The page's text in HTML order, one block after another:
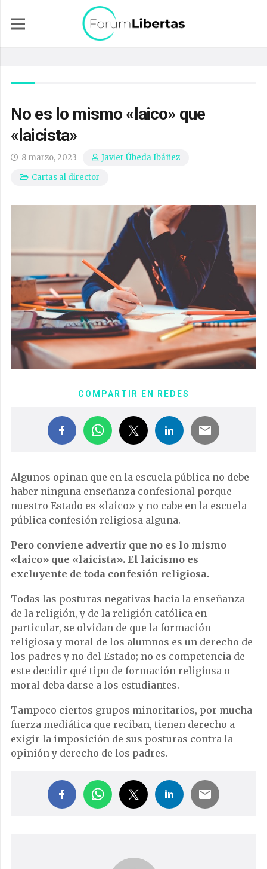
No es lo mismo «laico» que
«laicista»
8 marzo, 2023
Javier Úbeda Ibáñez
Cartas al director
COMPARTIR EN REDES
Algunos opinan que en la escuela pública no debe
haber ninguna enseñanza confesional porque
nuestro Estado es «laico» y no cabe en la escuela
pública confesión religiosa alguna.
Pero conviene advertir que no es lo mismo
«laico» que «laicista». El laicismo es
excluyente de toda confesión religiosa.
Todas las posturas negativas hacia la enseñanza
de la religión, y de la religión católica en
particular, se olvidan de que la formación
religiosa y moral de los alumnos es un derecho de
los padres y no del Estado; no es competencia de
este decidir qué tipo de formación religiosa o
moral deba darse a los estudiantes.
Tampoco ciertos grupos minoritarios, por mucha
fuerza mediática que reciban, tienen derecho a
exigir la imposición de sus posturas contra la
opinión y derecho de los padres.